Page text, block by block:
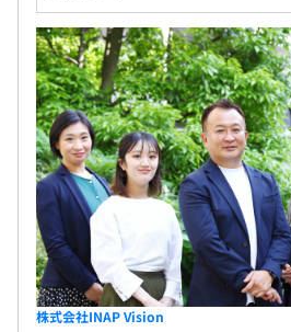
株式会社INAP Vision